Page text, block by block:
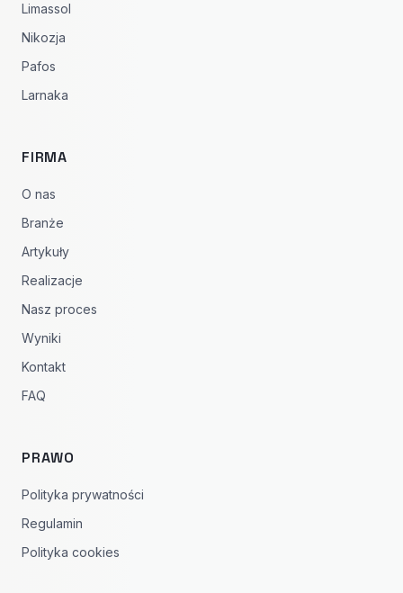
Limassol
Nikozja
Pafos
Larnaka
FIRMA
O nas
Branże
Artykuły
Realizacje
Nasz proces
Wyniki
Kontakt
FAQ
PRAWO
Polityka prywatności
Regulamin
Polityka cookies